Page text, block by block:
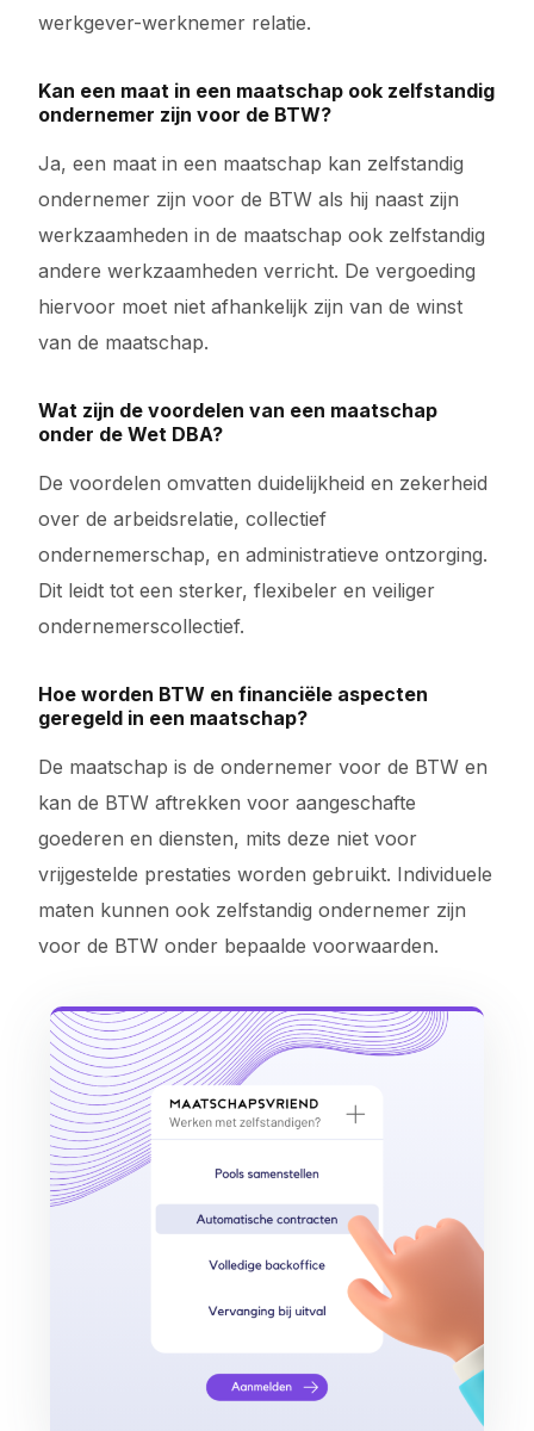
werkgever-werknemer relatie.
Kan een maat in een maatschap ook zelfstandig
ondernemer zijn voor de BTW?
Ja, een maat in een maatschap kan zelfstandig
ondernemer zijn voor de BTW als hij naast zijn
werkzaamheden in de maatschap ook zelfstandig
andere werkzaamheden verricht. De vergoeding
hiervoor moet niet afhankelijk zijn van de winst
van de maatschap.
Wat zijn de voordelen van een maatschap
onder de Wet DBA?
De voordelen omvatten duidelijkheid en zekerheid
over de arbeidsrelatie, collectief
ondernemerschap, en administratieve ontzorging.
Dit leidt tot een sterker, flexibeler en veiliger
ondernemerscollectief.
Hoe worden BTW en financiële aspecten
geregeld in een maatschap?
De maatschap is de ondernemer voor de BTW en
kan de BTW aftrekken voor aangeschafte
goederen en diensten, mits deze niet voor
vrijgestelde prestaties worden gebruikt. Individuele
maten kunnen ook zelfstandig ondernemer zijn
voor de BTW onder bepaalde voorwaarden.